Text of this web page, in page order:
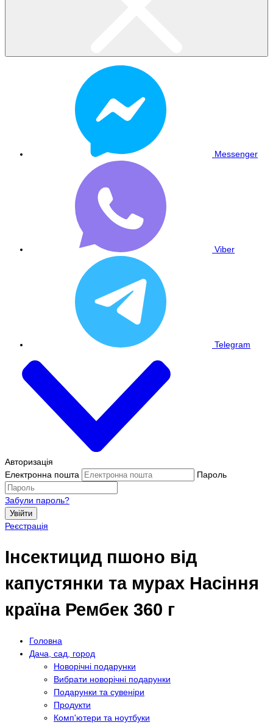
Messenger
Viber
Telegram
Авторизація
Електронна пошта
Пароль
Забули пароль?
Увійти
Реєстрація
Інсектицид пшоно від
капустянки та мурах Насіння
країна Рембек 360 г
Головна
Дача, сад, город
Новорічні подарунки
Вибрати новорічні подарунки
Подарунки та сувеніри
Продукти
Комп'ютери та ноутбуки